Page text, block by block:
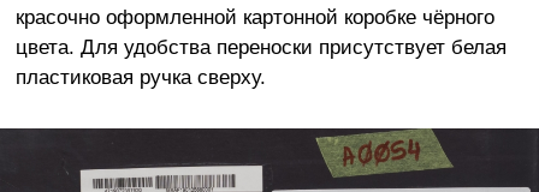
красочно оформленной картонной коробке чёрного
цвета. Для удобства переноски присутствует белая
пластиковая ручка сверху.